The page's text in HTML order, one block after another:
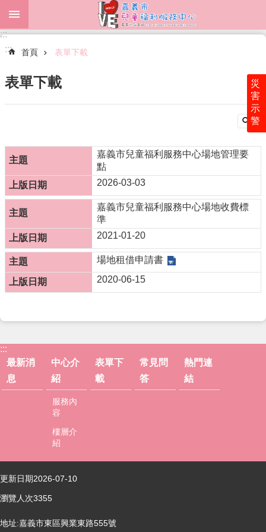
跳到主要內容區塊
進
階
息
中
心
介
表
單
下
載
答
熱
門
連
網
導
災
害
示
警
:::
:::
首頁 表單下載
表單下載
嘉義市兒童福利服務中心場地管理要
點
2026-03-03
嘉義市兒童福利服務中心場地收費標
準
2021-01-20
場地租借申請書
2020-06-15
:::
最新消
息
中心介
紹
服務內
容
樓層介
紹
表單下
載
常見問
答
熱門連
結
更新日期2026-07-10
瀏覽人次3355
地址:嘉義市東區興業東路555號